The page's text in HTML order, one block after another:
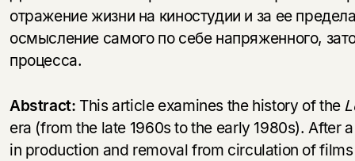
отражение жизни на киностудии и за ее
осмысление самого по себе напряженного,
процесса.
Abstract: This article examines the history of the
era (from the late 1960s to the early 1980s). After
in production and removal from circulation of